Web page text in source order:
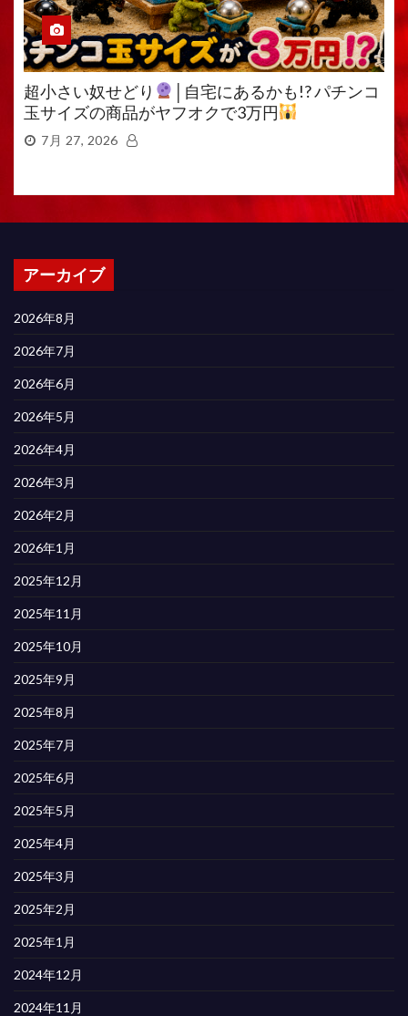
超小さい奴せどり
│自宅にあるかも!? パチンコ
玉サイズの商品がヤフオクで3万円
7月 27, 2026
アーカイブ
2026年8月
2026年7月
2026年6月
2026年5月
2026年4月
2026年3月
2026年2月
2026年1月
2025年12月
2025年11月
2025年10月
2025年9月
2025年8月
2025年7月
2025年6月
2025年5月
2025年4月
2025年3月
2025年2月
2025年1月
2024年12月
2024年11月